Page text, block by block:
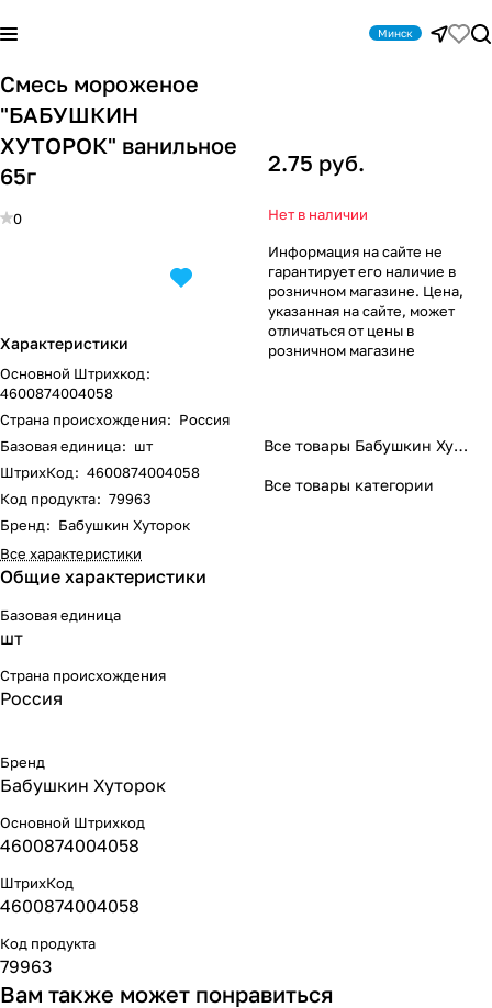
Минск
Смесь мороженое
"БАБУШКИН
ХУТОРОК" ванильное
65г
0
Характеристики
Основной Штрихкод:
4600874004058
Страна происхождения: Россия
Базовая единица: шт
ШтрихКод: 4600874004058
Код продукта: 79963
Бренд: Бабушкин Хуторок
Все характеристики
2.75 руб.
Нет в наличии
Информация на сайте не
гарантирует его наличие в
розничном магазине. Цена,
указанная на сайте, может
отличаться от цены в
розничном магазине
Все товары Бабушкин Хуторок
Все товары категории
Общие характеристики
Базовая единица
шт
Страна происхождения
Россия
Бренд
Бабушкин Хуторок
Основной Штрихкод
4600874004058
ШтрихКод
4600874004058
Код продукта
79963
Вам также может понравиться